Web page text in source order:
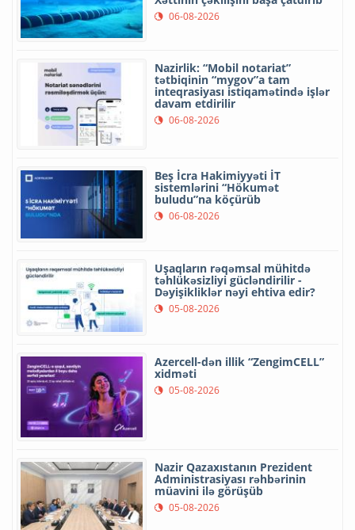
06-08-2026
Nazirlik: “Mobil notariat”
tətbiqinin “mygov”a tam
inteqrasiyası istiqamətində işlər
davam etdirilir
06-08-2026
Beş İcra Hakimiyyəti İT
sistemlərini “Hökumət
buludu”na köçürüb
06-08-2026
Uşaqların rəqəmsal mühitdə
təhlükəsizliyi gücləndirilir -
Dəyişikliklər nəyi ehtiva edir?
05-08-2026
Azercell-dən illik “ZengimCELL”
xidməti
05-08-2026
Nazir Qazaxıstanın Prezident
Administrasiyası rəhbərinin
müavini ilə görüşüb
05-08-2026